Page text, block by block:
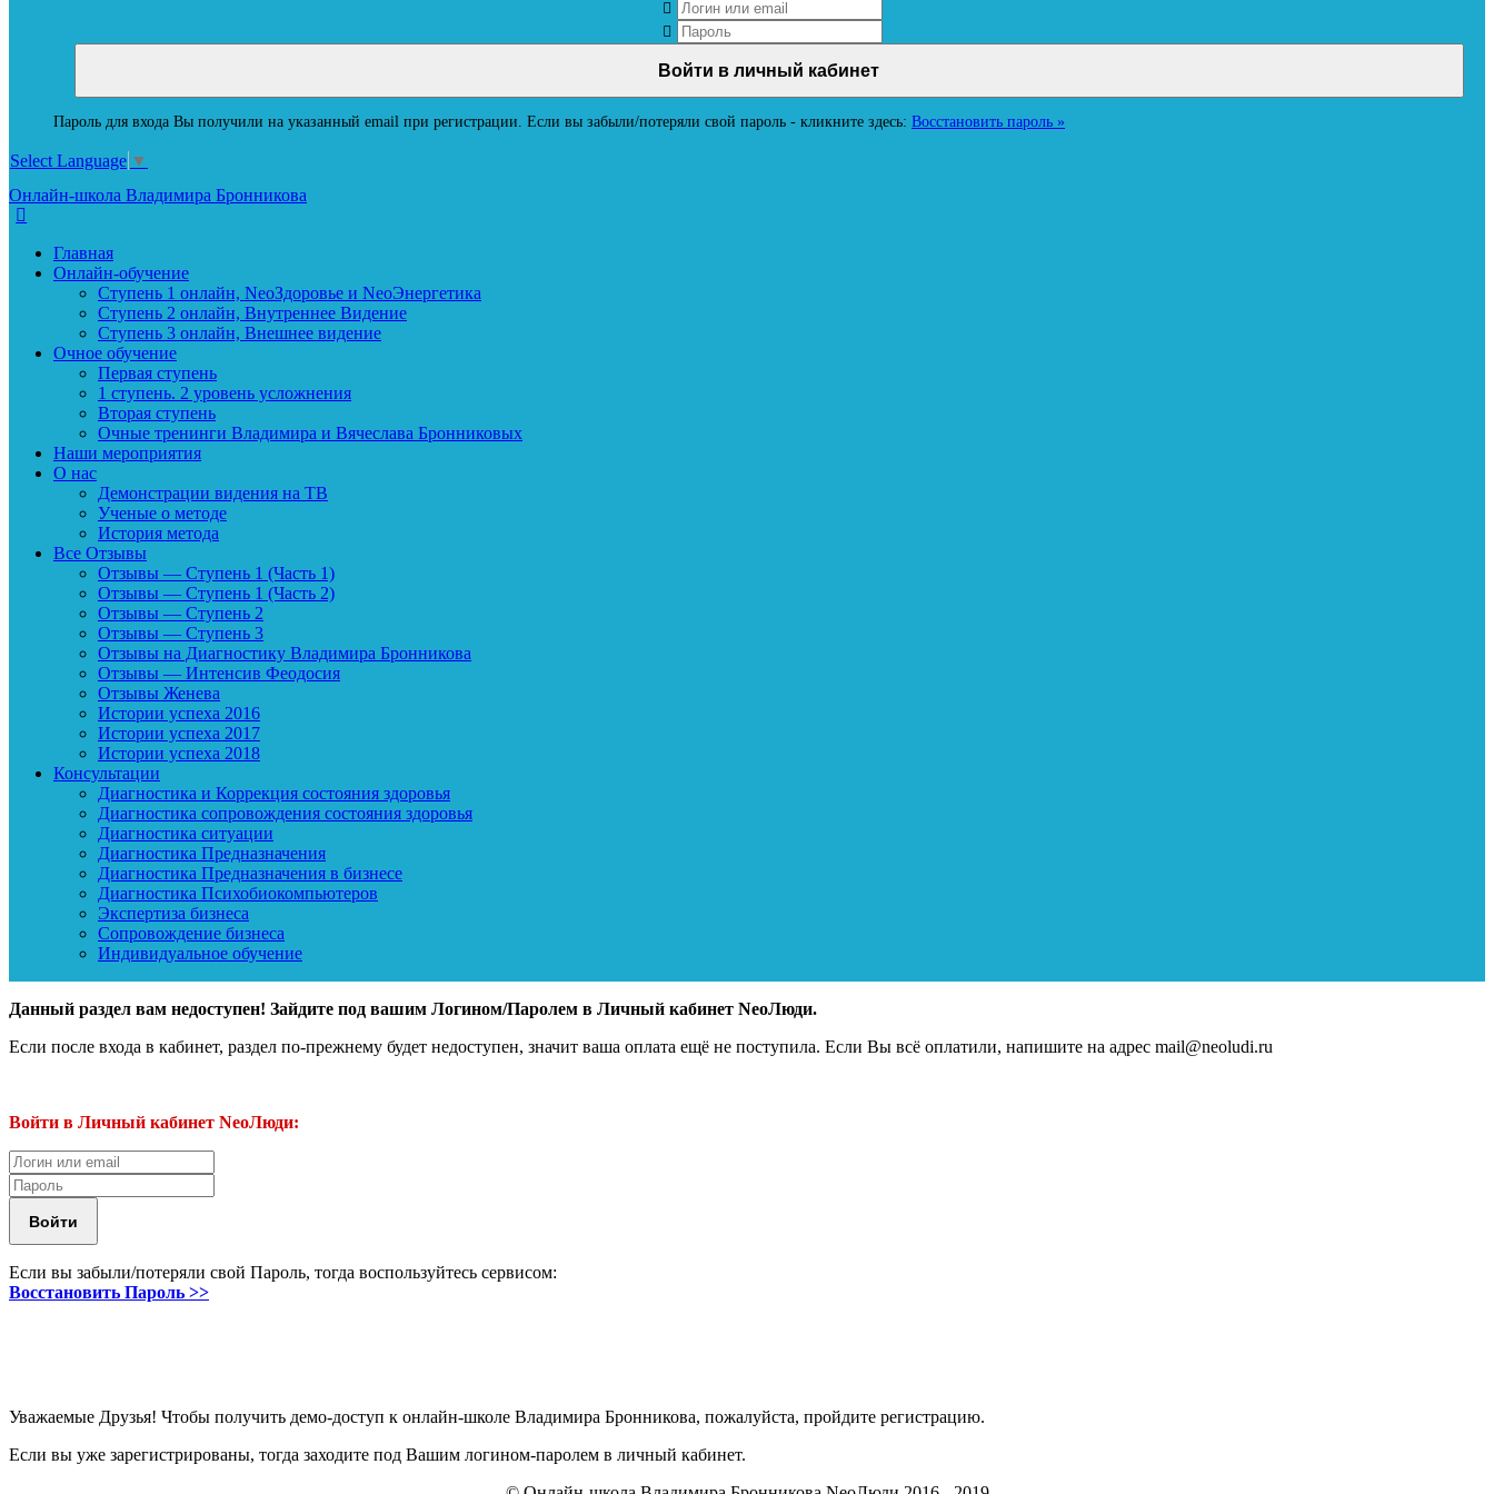
Пароль для входа Вы получили на указанный email при регистрации. Если вы забыли/потеряли свой пароль - кликните здесь: Восстановить пароль »
Select Language ▼
Онлайн-школа Владимира Бронникова
Главная
Онлайн-обучение
Ступень 1 онлайн, NeoЗдоровье и NeoЭнергетика
Ступень 2 онлайн, Внутреннее Видение
Ступень 3 онлайн, Внешнее видение
Очное обучение
Первая ступень
1 ступень. 2 уровень усложнения
Вторая ступень
Очные тренинги Владимира и Вячеслава Бронниковых
Наши мероприятия
О нас
Демонстрации видения на ТВ
Ученые о методе
История метода
Все Отзывы
Отзывы — Ступень 1 (Часть 1)
Отзывы — Ступень 1 (Часть 2)
Отзывы — Ступень 2
Отзывы — Ступень 3
Отзывы на Диагностику Владимира Бронникова
Отзывы — Интенсив Феодосия
Отзывы Женева
Истории успеха 2016
Истории успеха 2017
Истории успеха 2018
Консультации
Диагностика и Коррекция состояния здоровья
Диагностика сопровождения состояния здоровья
Диагностика ситуации
Диагностика Предназначения
Диагностика Предназначения в бизнесе
Диагностика Психобиокомпьютеров
Экспертиза бизнеса
Сопровождение бизнеса
Индивидуальное обучение
Данный раздел вам недоступен! Зайдите под вашим Логином/Паролем в Личный кабинет NeoЛюди.
Если после входа в кабинет, раздел по-прежнему будет недоступен, значит ваша оплата ещё не поступила. Если Вы всё оплатили, напишите на адрес mail@neoludi.ru
Войти в Личный кабинет NeoЛюди:
Если вы забыли/потеряли свой Пароль, тогда воспользуйтесь сервисом:
Восстановить Пароль >>
Уважаемые Друзья! Чтобы получить демо-доступ к онлайн-школе Владимира Бронникова, пожалуйста, пройдите регистрацию.
Если вы уже зарегистрированы, тогда заходите под Вашим логином-паролем в личный кабинет.